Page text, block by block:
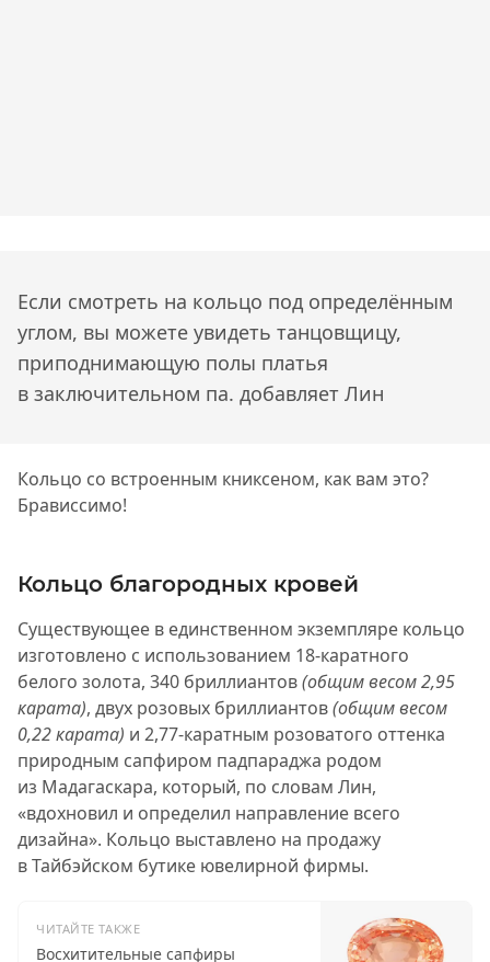
Если смотреть на кольцо под определённым
углом, вы можете увидеть танцовщицу,
приподнимающую полы платья
в заключительном па. добавляет Лин
Кольцо со встроенным книксеном, как вам это?
Брависсимо!
Кольцо благородных кровей
Существующее в единственном экземпляре кольцо
изготовлено с использованием 18-каратного
белого золота, 340 бриллиантов(общим весом 2,95
карата), двух розовых бриллиантов(общим весом
0,22 карата) и 2,77-каратным розоватого оттенка
природным сапфиром падпараджа родом
из Мадагаскара, который, по словам Лин,
«вдохновил и определил направление всего
дизайна». Кольцо выставлено на продажу
в Тайбэйском бутике ювелирной фирмы.
ЧИТАЙТЕ ТАКЖЕ
Восхитительные сапфиры